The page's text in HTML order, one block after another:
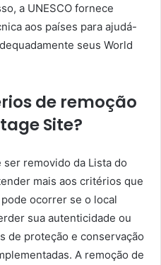
a UNESCO fornece
aos países para ajudá-
seus World
de remoção
Site?
removido da Lista do
mais aos critérios que
ocorrer se o local
sua autenticidade ou
de proteção e conservação
A remoção de